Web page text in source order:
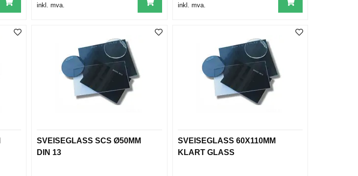
inkl. mva. inkl. mva.
SVEISEGLASS SCS Ø50MM
DIN 13
SVEISEGLASS 60X110MM
KLART GLASS